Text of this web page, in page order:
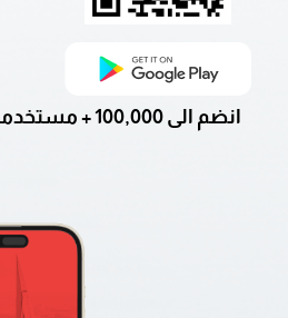
انضم الى 100,000 + مستخدمين في تطبيق سكن